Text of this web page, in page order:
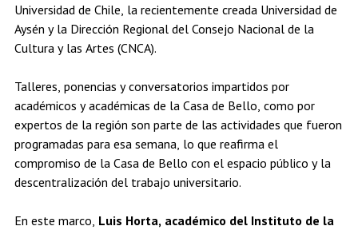
Universidad de Chile, la recientemente creada Universidad de
Aysén y la Dirección Regional del Consejo Nacional de la
Cultura y las Artes (CNCA).
Talleres, ponencias y conversatorios impartidos por
académicos y académicas de la Casa de Bello, como por
expertos de la región son parte de las actividades que fueron
programadas para esa semana, lo que reafirma el
compromiso de la Casa de Bello con el espacio público y la
descentralización del trabajo universitario.
En este marco, Luis Horta, académico del Instituto de la